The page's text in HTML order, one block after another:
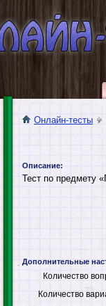
Онлайн-тесты
Описание:
Тест по предмету
Дополнительные
Количество
Количество